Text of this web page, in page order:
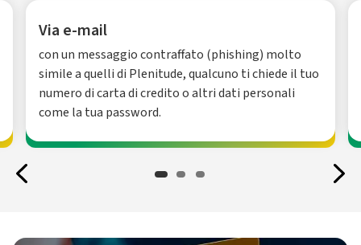
Via e-mail
con un messaggio contraffato (phishing) molto
simile a quelli di Plenitude, qualcuno ti chiede il tuo
numero di carta di credito o altri dati personali
come la tua password.